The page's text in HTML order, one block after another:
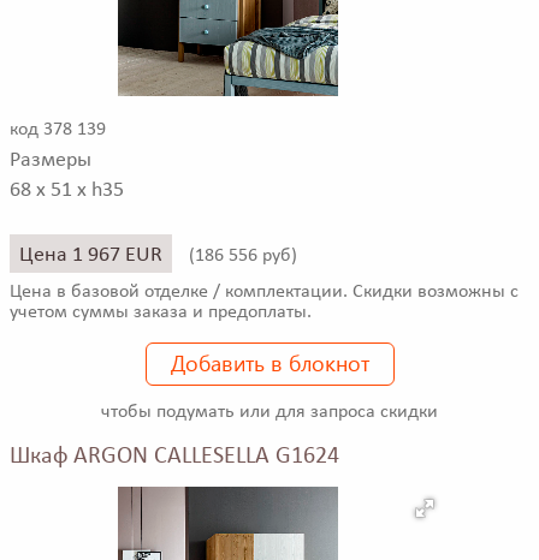
код 378 139
Размеры
68 x 51 x h35
Цена 1 967 EUR (186 556 руб)
Цена в базовой отделке / комплектации. Скидки возможны с
учетом суммы заказа и предоплаты.
Добавить в блокнот
чтобы подумать или для запроса скидки
Шкаф ARGON CALLESELLA G1624